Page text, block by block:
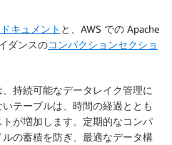
キュメント と、AWS での Apache
ダンスのコンパクションセクショ
持続可能なデータレイク管理に
テーブルは、時間の経過ととも
が増加します。定期的なコンパ
の蓄積を防ぎ、最適なデータ構